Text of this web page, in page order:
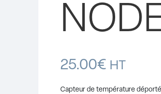
25.00€ HT
Capteur de température